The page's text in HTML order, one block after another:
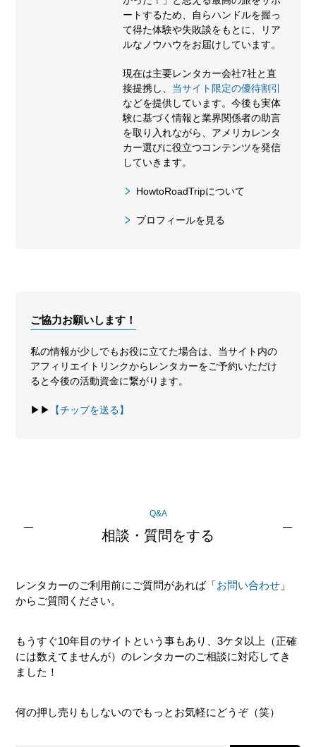
ートするため、自らハンドルを握っ
て得た体験や失敗談をもとに、リア
ルなノウハウをお届けしています。
現在は主要レンタカー会社7社と直
接提携し、 当サイト限定の優待割引
などを提供しています。今後も実体
験に基づく情報と業界関係者の助言
を取り入れながら、アメリカレンタ
カー選びに役立つコンテンツを発信
していきます。
HowtoRoadTripについて
プロフィールを見る
ご協力お願いします！
私の情報が少しでもお役に立てた場合は、当サイト内の
アフィリエイトリンクからレンタカーをご予約いただけ
ると今後の活動資金に繋がります。
▶▶ 【チップを送る】
イ
ド
ー
Q&A
相談・質問をする
レンタカーのご利用前にご質問があれば「お問い合わせ 」
からご質問ください。
もうすぐ10年目のサイトという事もあり、3ケタ以上（正確
には数えてませんが）のレンタカーのご相談に対応してき
ました！
何の押し売りもしないのでもっとお気軽にどうぞ（笑）